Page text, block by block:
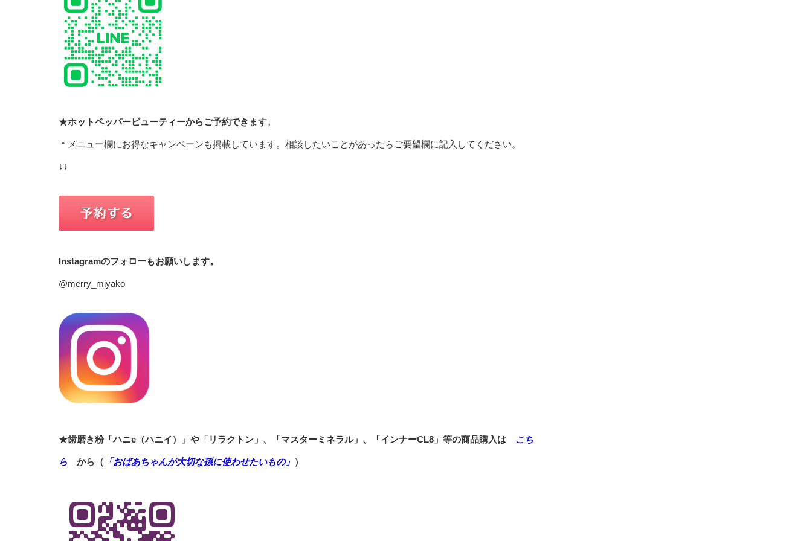
★ホットペッパービューティーからご予約できます。
＊メニュー欄にお得なキャンペーンも掲載しています。相談したいことがあったらご要望欄に記入してください。
↓↓
Instagramのフォローもお願いします。
@merry_miyako
★歯磨き粉「ハニe（ハニイ）」や「リラクトン」、「マスターミネラル」、「インナーCL8」等の商品購入は こち
ら から（ 「おばあちゃんが大切な孫に使わせたいもの」 ）